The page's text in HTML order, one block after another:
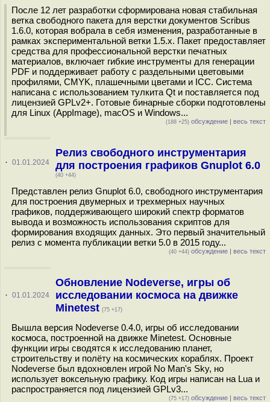
После 12 лет разработки сформирована новая стабильная
ветка свободного пакета для верстки документов Scribus
1.6.0, которая вобрала в себя изменения, разработанные в
рамках экспериментальной ветки 1.5.x. Пакет предоставляет
средства для профессиональной верстки печатных
материалов, включает гибкие инструменты для генерации
PDF и поддерживает работу с раздельными цветовыми
профилями, CMYK, плашечными цветами и ICC. Система
написана с использованием тулкита Qt и поставляется под
лицензией GPLv2+. Готовые бинарные сборки подготовлены
для Linux (AppImage), macOS и Windows...
(188 +25) обсуждение | весь текст
· 01.01.2024
Релиз свободного инструментария
для построения графиков Gnuplot 6.0
(40 +44)
Представлен релиз Gnuplot 6.0, свободного инструментария
для построения двумерных и трехмерных научных
графиков, поддерживающего широкий спектр форматов
вывода и возможность использования скриптов для
формирования входящих данных. Это первый значительный
релиз с момента публикации ветки 5.0 в 2015 году...
(40 +44) обсуждение | весь текст
· 01.01.2024
Обновление Nodeverse, игры об
исследовании космоса на движке
Minetest (75 +17)
Вышла версия Nodeverse 0.4.0, игры об исследовании
космоса, построенной на движке Minetest. Основные
функции игры сводятся к исследованию планет,
строительству и полёту на космических кораблях. Проект
Nodeverse был вдохновлен игрой No Man's Sky, но
использует воксельную графику. Код игры написан на Lua и
распространяется под лицензией GPLv3...
(75 +17) обсуждение | весь текст